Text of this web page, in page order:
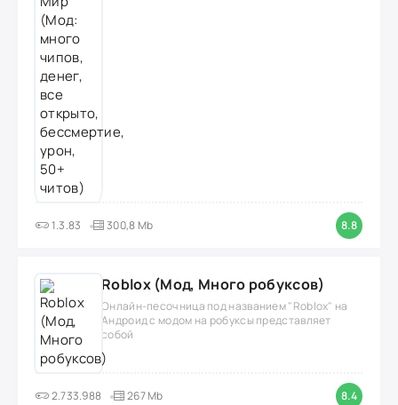
1.3.83 300,8 Mb 8.8
Roblox (Мод, Много робуксов)
Онлайн-песочница под названием "Roblox" на
Андроид с модом на робуксы представляет
собой
2.733.988 267 Mb 8.4